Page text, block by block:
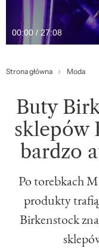
00:00 / 27:08
Strona główna Moda
Buty
sklepów
bardzo
Po torebkach
produkty
Birkenstock